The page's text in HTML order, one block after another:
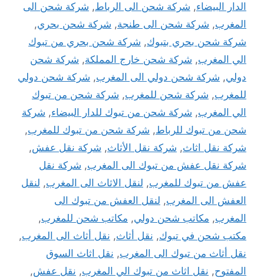
الدار البيضاء, شركة شحن الى الرباط, شركة شحن الى
المغرب, شركة شحن الى طنجة, شركة شحن بحري,
شركة شحن بحري بتبوك, شركة شحن بحري من تبوك
الي المغرب, شركة شحن خارج المملكة, شركة شحن
دولي, شركة شحن دولي الى المغرب, شركة شحن دولي
للمغرب, شركة شحن للمغرب, شركة شحن من تبوك
الي المغرب, شركة شحن من تبوك للدار البيضاء, شركة
شحن من تبوك للرباط, شركة شحن من تبوك للمغرب,
شركة نقل اثاث, شركة نقل الأثاث, شركة نقل عفش,
شركة نقل عفش من تبوك الى المغرب, شركة نقل
عفش من تبوك للمغرب, لنقل الاثاث الى المغرب, لنقل
العفش الى المغرب, لنقل العفش من تبوك الى
المغرب, مكاتب شحن دولي, مكاتب شحن للمغرب,
مكتب شحن في تبوك, نقل أثاث, نقل أثاث الى المغرب,
نقل أثاث من تبوك الى المغرب, نقل اثاث السوق
المفتوح, نقل اثاث من تبوك الي المغرب, نقل عفش,